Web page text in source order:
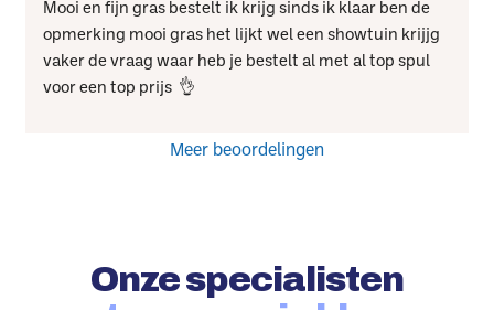
Mooi en fijn gras bestelt ik krijg sinds ik klaar ben de
opmerking mooi gras het lijkt wel een showtuin krijjg
vaker de vraag waar heb je bestelt al met al top spul
voor een top prijs  👌
Meer beoordelingen
Onze specialisten